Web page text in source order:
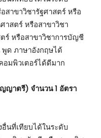
สาขาวิชารัฐศาสตร์ หรือ
าสตร์ หรือสาขาวิชา
ร์ หรือสาขาวิชาการบัญชี
พูด ภาษาอังกฤษได้
อมพิวเตอร์ได้ดีมาก
ญาตรี) จำนวน 1 อัตรา
นที่เทียบได้ในระดับ